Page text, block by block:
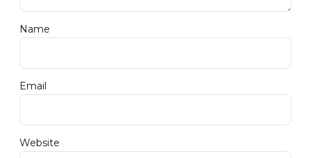
Name
Email
Website